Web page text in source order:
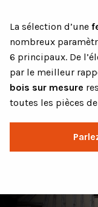
La sélection d’une
nombreux
6 principaux. De
par le meilleur
bois sur mesure
toutes les pièces